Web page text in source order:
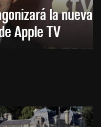
la nueva
Apple TV